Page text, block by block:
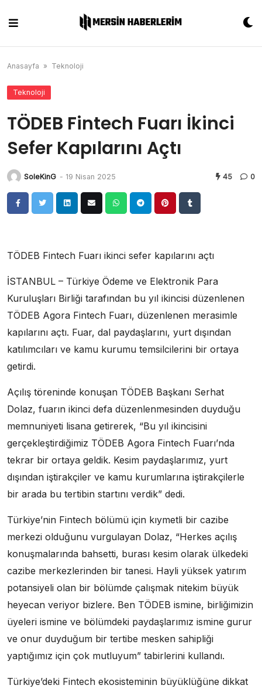
content
Anasayfa » Teknoloji
Teknoloji
TÖDEB Fintech Fuarı İkinci
Sefer Kapılarını Açtı
SoleKinG - 19 Nisan 2025 45 0
TÖDEB Fintech Fuarı ikinci sefer kapılarını açtı
İSTANBUL – Türkiye Ödeme ve Elektronik Para
Kuruluşları Birliği tarafından bu yıl ikincisi düzenlenen
TÖDEB Agora Fintech Fuarı, düzenlenen merasimle
kapılarını açtı. Fuar, dal paydaşlarını, yurt dışından
katılımcıları ve kamu kurumu temsilcilerini bir ortaya
getirdi.
Açılış töreninde konuşan TÖDEB Başkanı Serhat
Dolaz, fuarın ikinci defa düzenlenmesinden duyduğu
memnuniyeti lisana getirerek, “Bu yıl ikincisini
gerçekleştirdiğimiz TÖDEB Agora Fintech Fuarı’nda
tekrar bir ortaya geldik. Kesim paydaşlarımız, yurt
dışından iştirakçiler ve kamu kurumlarına iştirakçilerle
bir arada bu tertibin startını verdik” dedi.
Türkiye’nin Fintech bölümü için kıymetli bir cazibe
merkezi olduğunu vurgulayan Dolaz, “Herkes açılış
konuşmalarında bahsetti, burası kesim olarak ülkedeki
cazibe merkezlerinden bir tanesi. Hayli yüksek yatırım
potansiyeli olan bir bölümde çalışmak nitekim büyük
heyecan veriyor bizlere. Ben TÖDEB ismine, birliğimizin
üyeleri ismine ve bölümdeki paydaşlarımız ismine gurur
ve onur duyduğum bir tertibe mesken sahipliği
yaptığımız için çok mutluyum” tabirlerini kullandı.
Türkiye’deki Fintech ekosisteminin büyüklüğüne dikkat